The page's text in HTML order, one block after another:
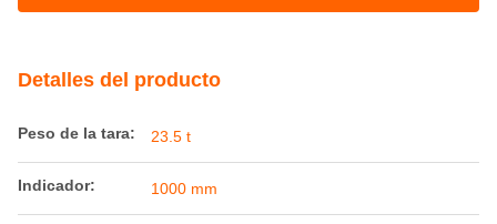
Detalles del producto
Peso de la tara: 23.5 t
Indicador: 1000 mm